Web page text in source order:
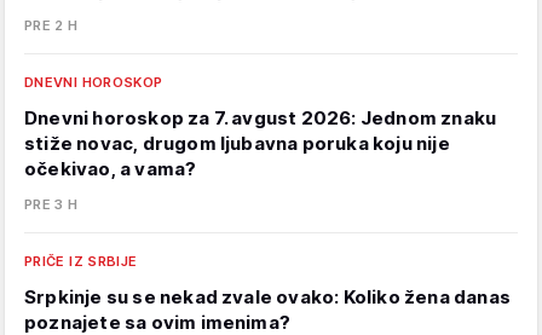
PRE 2 H
DNEVNI HOROSKOP
Dnevni horoskop za 7. avgust 2026: Jednom znaku
stiže novac, drugom ljubavna poruka koju nije
očekivao, a vama?
PRE 3 H
PRIČE IZ SRBIJE
Srpkinje su se nekad zvale ovako: Koliko žena danas
poznajete sa ovim imenima?